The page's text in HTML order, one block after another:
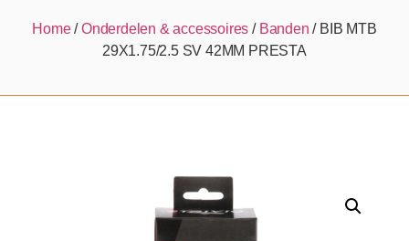
Home/Onderdelen & accessoires / Banden / BIB MTB
29X1.75/2.5 SV 42MM PRESTA